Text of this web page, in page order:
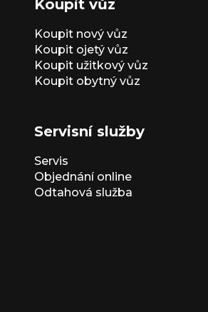
Koupit vůz
Koupit nový vůz
Koupit ojetý vůz
Koupit užitkový vůz
Koupit obytný vůz
Servisní služby
Servis
Objednání online
Odtahová služba